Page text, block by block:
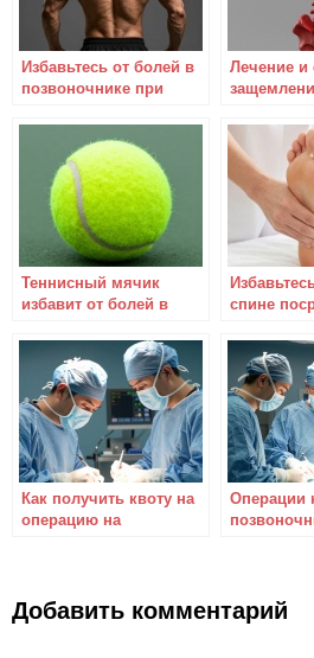
Избавьтесь от болей в
позвоночнике при
тренировки
Лечение
Теннисный мячик
избавит от болей в
спине
Как получить квоту на
операцию на
Операции
Добавить комментарий